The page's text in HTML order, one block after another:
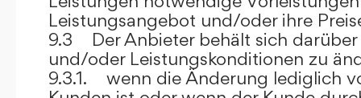
Leistungsangebot und/oder ihre
9.3 Der Anbieter behält sich darüber
und/oder Leistungskonditionen zu
9.3.1. wenn die Änderung lediglich